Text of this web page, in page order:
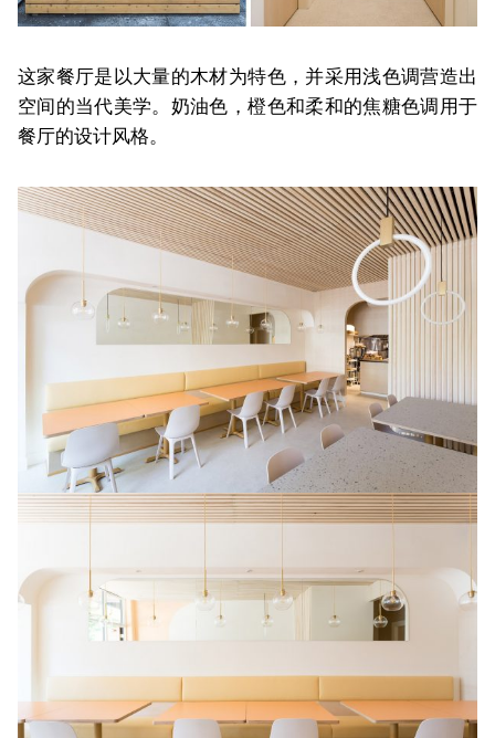
这家餐厅是以大量的木材为特色，并采用浅色调营造出
空间的当代美学。奶油色，橙色和柔和的焦糖色调用于
餐厅的设计风格。